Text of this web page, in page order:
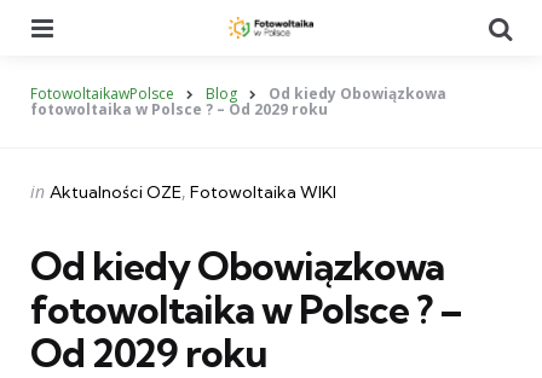
FotowoltaikawPolsce Blog Od kiedy Obowiązkowa
fotowoltaika w Polsce ? – Od 2029 roku
Categories
Posted
in Aktualności OZE Fotowoltaika WIKI
Od kiedy Obowiązkowa
fotowoltaika w Polsce ? –
Od 2029 roku